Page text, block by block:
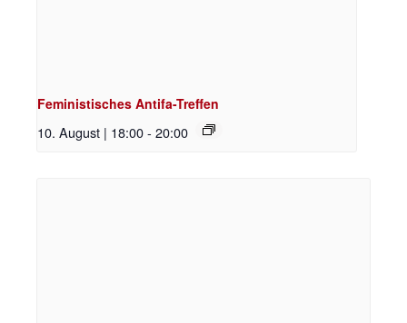
Feministisches Antifa-Treffen
10. August | 18:00- 20:00